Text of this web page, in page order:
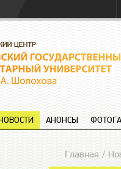
АНОНСЫ
Главная